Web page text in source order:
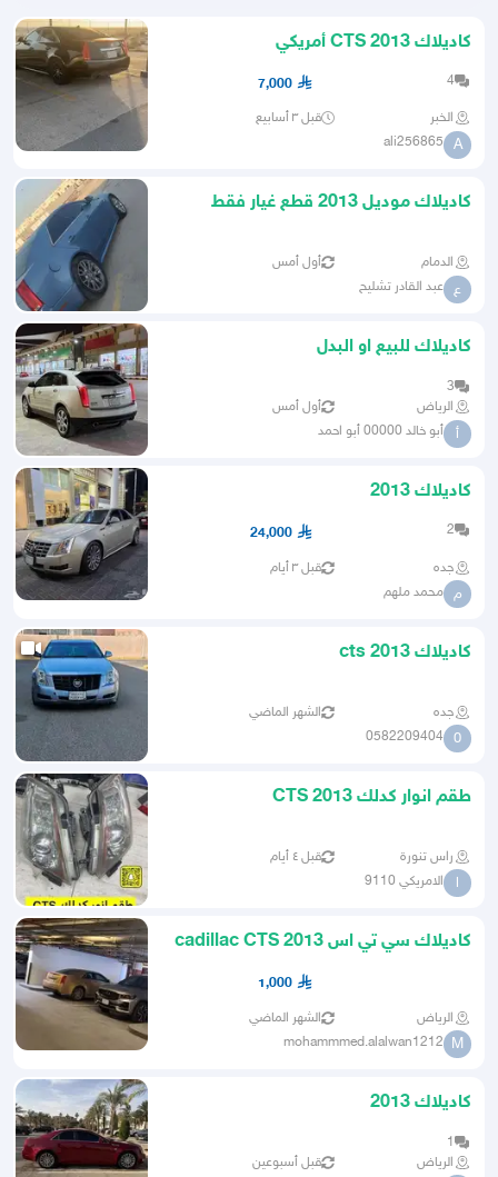
كاديلاك CTS 2013 أمريكي
4
7,000
الخبر قبل ٣ أسابيع
A
ali256865
كاديلاك موديل 2013 قطع غيار فقط
الدمام أول أمس
ع عبد القادر تشليح
كاديلاك للبيع او البدل
3
الرياض
أول أمس
أ أبو خالد 00000 أبو احمد
كاديلاك 2013
2
24,000
جده قبل ٣ أيام
م محمد ملهم
كاديلاك cts 2013
جده الشهر الماضي
0
0582209404
طقم انوار كدلك CTS 2013
راس تنورة قبل ٤ أيام
ا الامريكي 9110
كاديلاك سي تي اس cadillac CTS 2013
1,000
الرياض الشهر الماضي
M
mohammmed.alalwan1212
كاديلاك 2013
1
الرياض
قبل أسبوعين